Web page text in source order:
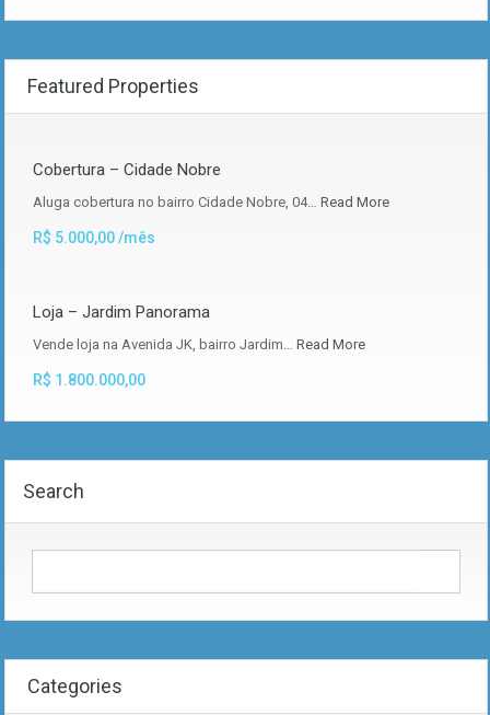
Featured Properties
Cobertura – Cidade Nobre
Aluga cobertura no bairro Cidade Nobre, 04… Read More
R$ 5.000,00 /mês
Loja – Jardim Panorama
Vende loja na Avenida JK, bairro Jardim… Read More
R$ 1.800.000,00
Search
Categories